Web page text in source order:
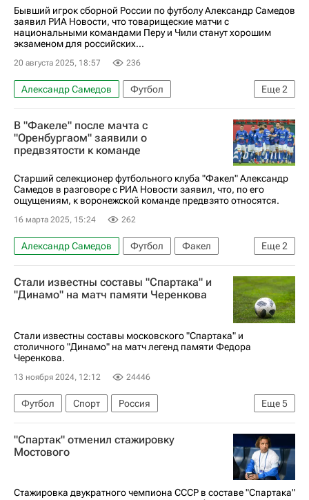
Химки
Александр Филимонов
Бывший игрок сборной России по футболу Александр Самедов
заявил РИА Новости, что товарищеские матчи с
национальными командами Перу и Чили станут хорошим
экзаменом для российских...
20 августа 2025, 18:57 236
Еще2
Александр Самедов
Футбол
Сборная России по футболу
Спорт
В "Факеле" после мачта с
"Оренбургаом" заявили о
предвзятости к команде
Старший селекционер футбольного клуба "Факел" Александр
Самедов в разговоре с РИА Новости заявил, что, по его
ощущениям, к воронежской команде предвзято относятся.
16 марта 2025, 15:24 262
Еще2
Александр Самедов Футбол
Факел
Оренбург
РПЛ 2026-2027 (Чемпионат России по футболу)
Стали известны составы "Спартака" и
"Динамо" на матч памяти Черенкова
Стали известны составы московского "Спартака" и
столичного "Динамо" на матч легенд памяти Федора
Черенкова.
13 ноября 2024, 12:12 24446
Еще5
Футбол Спорт
Россия
Федор Черенков
Сергей Французов
Александр Филимонов
Спартак Москва
"Спартак" отменил стажировку
Мостового
Стажировка двукратного чемпиона СССР в составе "Спартака"